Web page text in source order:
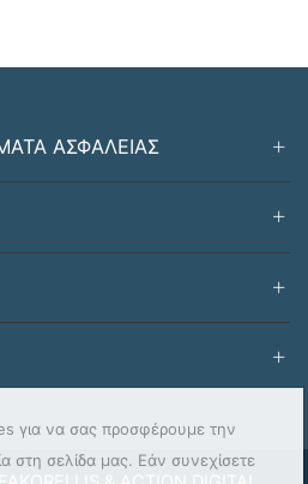
ΑΣΦΑΛΕΙΑΣ
για να σας προσφέρουμε την
στη σελίδα μας. Εάν συνεχίσετε